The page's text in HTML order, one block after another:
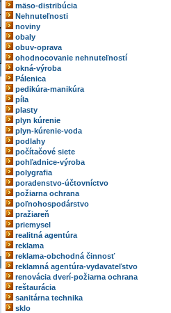
mäso-distribúcia
Nehnuteľnosti
noviny
obaly
obuv-oprava
ohodnocovanie nehnuteľností
okná-výroba
Pálenica
pedikúra-manikúra
píla
plasty
plyn kúrenie
plyn-kúrenie-voda
podlahy
počítačové siete
pohľadnice-výroba
polygrafia
poradenstvo-účtovníctvo
požiarna ochrana
poľnohospodárstvo
pražiareň
priemysel
realitná agentúra
reklama
reklama-obchodná činnosť
reklamná agentúra-vydavateľstvo
renovácia dverí-požiarna ochrana
reštaurácia
sanitárna technika
sklo